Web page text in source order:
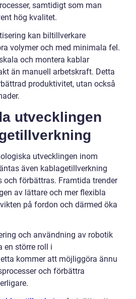
samtidigt som man
hög kvalitet.
kan biltillverkare
volymer och med minimala fel.
och montera kablar
än manuell arbetskraft. Detta
produktivitet, utan också
utvecklingen
utvecklingen inom
även kablagetillverkning
förbättras. Framtida trender
av lättare och mer flexibla
på fordon och därmed öka
och användning av robotik
en större roll i
kommer att möjliggöra ännu
och förbättra